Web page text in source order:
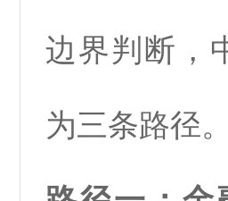
边界判断，
为三条路径。